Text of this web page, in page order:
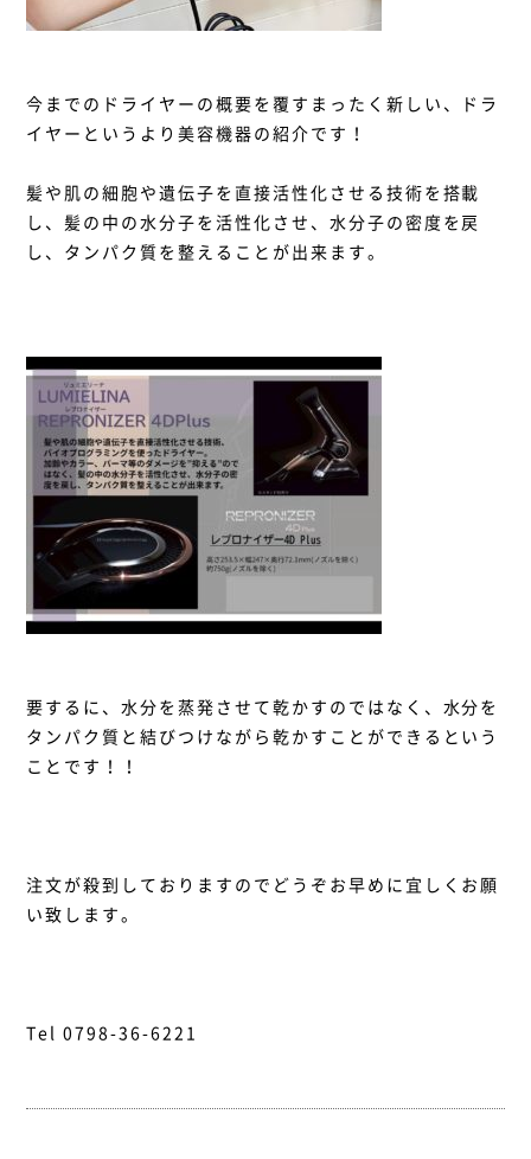
今までのドライヤーの概要を覆すまったく新しい、ドラ
イヤーというより美容機器の紹介です！
髪や肌の細胞や遺伝子を直接活性化させる技術を搭載
し、髪の中の水分子を活性化させ、水分子の密度を戻
し、タンパク質を整えることが出来ます。
要するに、水分を蒸発させて乾かすのではなく、水分を
タンパク質と結びつけながら乾かすことができるという
ことです！！
注文が殺到しておりますのでどうぞお早めに宜しくお願
い致します。
Tel 0798-36-6221